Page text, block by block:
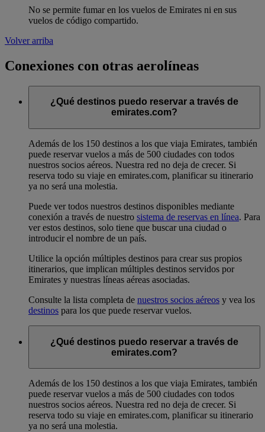
No se permite fumar en los vuelos de Emirates ni en sus
vuelos de código compartido.
Volver arriba
Conexiones con otras aerolíneas
¿Qué destinos puedo reservar a través de
emirates.com?
Además de los 150 destinos a los que viaja Emirates, también
puede reservar vuelos a más de 500 ciudades con todos
nuestros socios aéreos. Nuestra red no deja de crecer. Si
reserva todo su viaje en emirates.com, planificar su itinerario
ya no será una molestia.
Puede ver todos nuestros destinos disponibles mediante
conexión a través de nuestro sistema de reservas en línea. Para
ver estos destinos, solo tiene que buscar una ciudad o
introducir el nombre de un país.
Utilice la opción múltiples destinos para crear sus propios
itinerarios, que implican múltiples destinos servidos por
Emirates y nuestras líneas aéreas asociadas.
Consulte la lista completa de nuestros socios aéreos y vea los
destinos para los que puede reservar vuelos.
¿Qué destinos puedo reservar a través de
emirates.com?
Además de los 150 destinos a los que viaja Emirates, también
puede reservar vuelos a más de 500 ciudades con todos
nuestros socios aéreos. Nuestra red no deja de crecer. Si
reserva todo su viaje en emirates.com, planificar su itinerario
ya no será una molestia.